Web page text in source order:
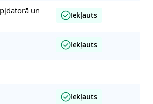
un
Iekļauts
Iekļauts
Iekļauts